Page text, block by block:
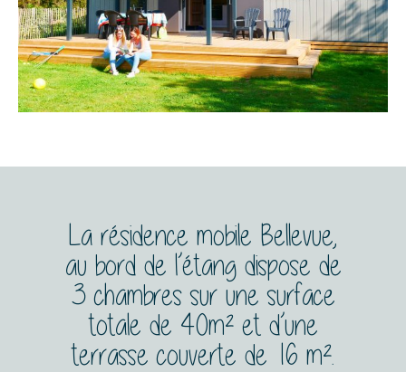
La résidence mobile Bellevue,
au bord de l’étang dispose de
3 chambres sur une surface
totale de 40m² et d’une
terrasse couverte de 16 m².